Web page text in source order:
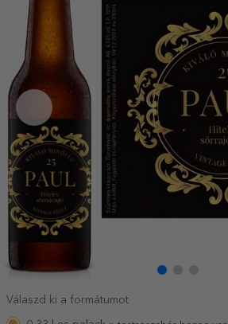
Válaszd ki a formátumot